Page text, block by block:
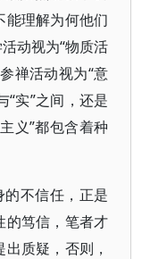
能理解为何他们
动视为“物质活
禅活动视为“意
“实”之间，还是
义”都包含着种
不信任，正是
的笃信，笔者才
质疑，否则，